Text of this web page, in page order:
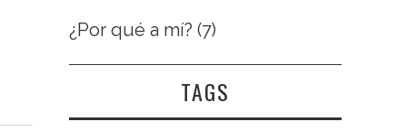
¿Por qué a mí? (7)
TAGS